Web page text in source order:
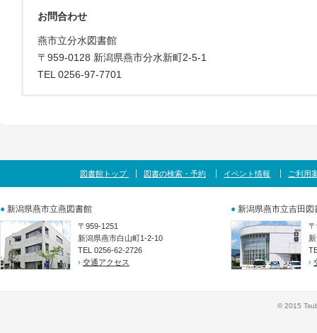
お問合わせ
燕市立分水図書館
〒959-0128 新潟県燕市分水新町2-5-1
TEL 0256-97-7701
図書館トップ 図書の検索・予約 イベント情報 ご利用
● 新潟県燕市立燕図書館
〒959-1251
新潟県燕市白山町1-2-10
TEL 0256-62-2726
› 交通アクセス
● 新潟県燕市立吉田図
›
© 2015